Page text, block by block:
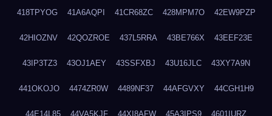
418TPYOG 41A6AQPI 41CR68ZC 428MPM7O 42EW9PZP
42HIOZNV 42QOZROE 437L5RRA 43BE766X 43EEF23E
43IP3TZ3 43OJ1AEY 43SSFXBJ 43U16JLC 43XY7A9N
441OKOJO 4474ZR0W 4489NF37 44AFGVXY 44CGH1H9
44E14L85 44VA5KJF 44XI8AFW 45A3IPS9 4601IURZ